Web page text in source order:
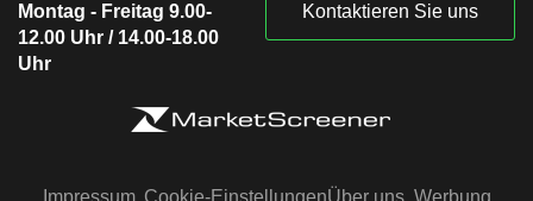
Montag - Freitag 9.00-
12.00 Uhr / 14.00-18.00
Uhr
Kontaktieren Sie uns